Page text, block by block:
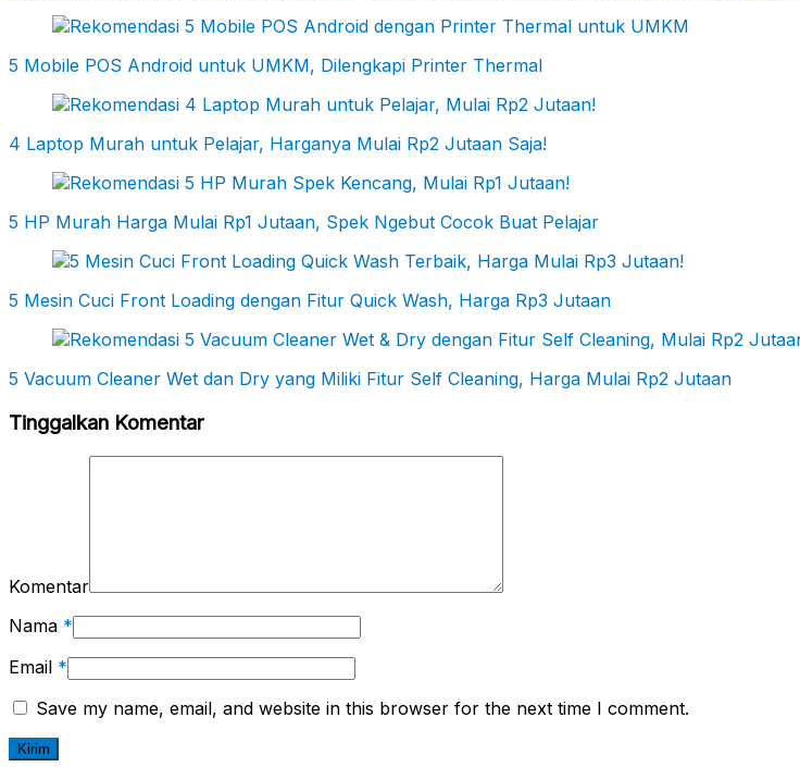
5 Mobile POS Android untuk UMKM, Dilengkapi Printer Thermal
4 Laptop Murah untuk Pelajar, Harganya Mulai Rp2 Jutaan Saja!
5 HP Murah Harga Mulai Rp1 Jutaan, Spek Ngebut Cocok Buat Pelajar
5 Mesin Cuci Front Loading dengan Fitur Quick Wash, Harga Rp3 Jutaan
5 Vacuum Cleaner Wet dan Dry yang Miliki Fitur Self Cleaning, Harga Mulai Rp2 Jutaan
Tinggalkan Komentar
Komentar
Nama *
Email *
Save my name, email, and website in this browser for the next time I comment.